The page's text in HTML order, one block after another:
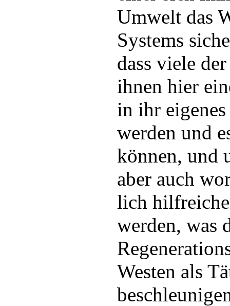
Umwelt das
Systems
dass viele
ihnen hier
in ihr
werden und
können, und
aber auch
lich
werden, was
Westen als